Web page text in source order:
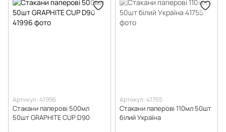
Артикул: 41996
Стакани паперові 500мл
50шт GRAPHITE CUP D90
Артикул: 41755
Стакани паперові 110мл 50шт
білий Україна